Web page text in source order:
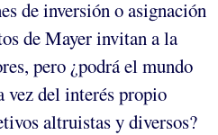
de inversión o asignación
de Mayer invitan a la
pero ¿podrá el mundo
vez del interés propio
altruistas y diversos?